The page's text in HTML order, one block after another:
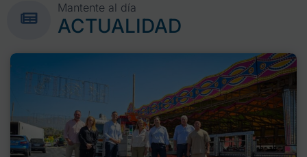
Mantente al día
ACTUALIDAD